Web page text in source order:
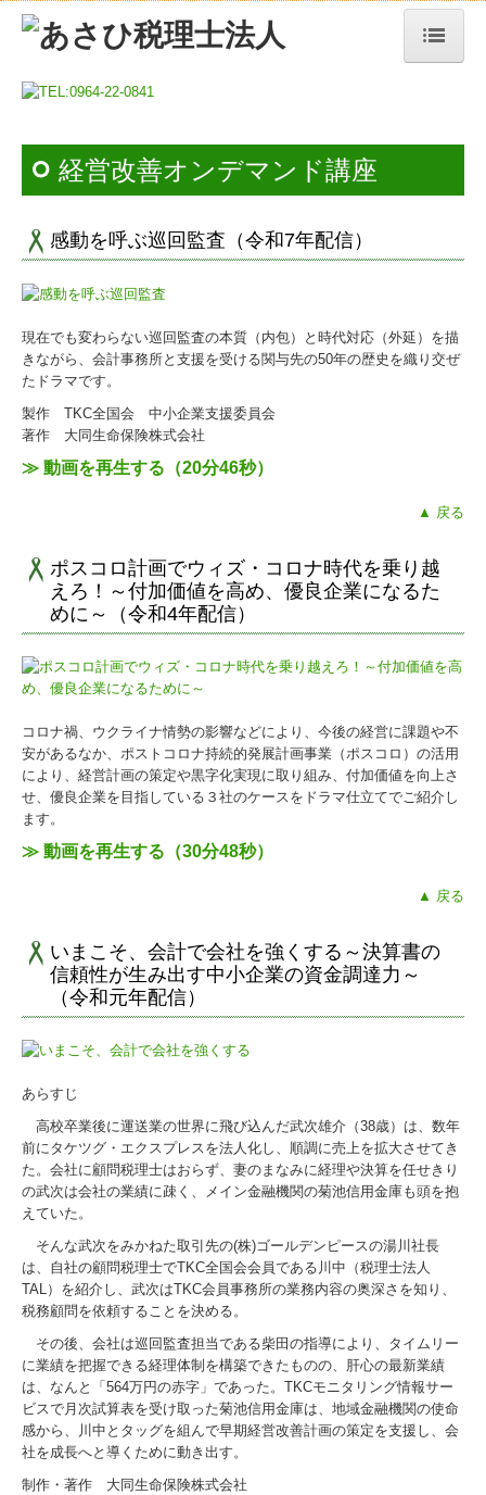
TOP
リンク集
お問合せ
相続の流れ
諸手続き
セミナー案内
経営者お役立ち情報
補助金・助成金・融資情報
経営改善オンデマンド講座
TKCシステムQ&A
社長メニューASP版
FX4クラウド
戦略販売・購買情報システム
個人情報保護方針
国の共済制度活用コーナー
経営改善オンデマンド講座
感動を呼ぶ巡回監査（令和7年配信）
現在でも変わらない巡回監査の本質（内包）と時代対応（外延）を描
きながら、会計事務所と支援を受ける関与先の50年の歴史を織り交ぜ
たドラマです。
製作 TKC全国会 中小企業支援委員会
著作 大同生命保険株式会社
≫ 動画を再生する（20分46秒）
▲ 戻る
ポスコロ計画でウィズ・コロナ時代を乗り越
えろ！～付加価値を高め、優良企業になるた
めに～（令和4年配信）
コロナ禍、ウクライナ情勢の影響などにより、今後の経営に課題や不
安があるなか、ポストコロナ持続的発展計画事業（ポスコロ）の活用
により、経営計画の策定や黒字化実現に取り組み、付加価値を向上さ
せ、優良企業を目指している３社のケースをドラマ仕立てでご紹介し
ます。
≫ 動画を再生する（30分48秒）
▲ 戻る
いまこそ、会計で会社を強くする～決算書の
信頼性が生み出す中小企業の資金調達力～
（令和元年配信）
あらすじ
高校卒業後に運送業の世界に飛び込んだ武次雄介（38歳）は、数年
前にタケツグ・エクスプレスを法人化し、順調に売上を拡大させてき
た。会社に顧問税理士はおらず、妻のまなみに経理や決算を任せきり
の武次は会社の業績に疎く、メイン金融機関の菊池信用金庫も頭を抱
えていた。
そんな武次をみかねた取引先の(株)ゴールデンピースの湯川社長
は、自社の顧問税理士でTKC全国会会員である川中（税理士法人
TAL）を紹介し、武次はTKC会員事務所の業務内容の奥深さを知り、
税務顧問を依頼することを決める。
その後、会社は巡回監査担当である柴田の指導により、タイムリー
に業績を把握できる経理体制を構築できたものの、肝心の最新業績
は、なんと「564万円の赤字」であった。TKCモニタリング情報サー
ビスで月次試算表を受け取った菊池信用金庫は、地域金融機関の使命
感から、川中とタッグを組んで早期経営改善計画の策定を支援し、会
社を成長へと導くために動き出す。
制作・著作 大同生命保険株式会社